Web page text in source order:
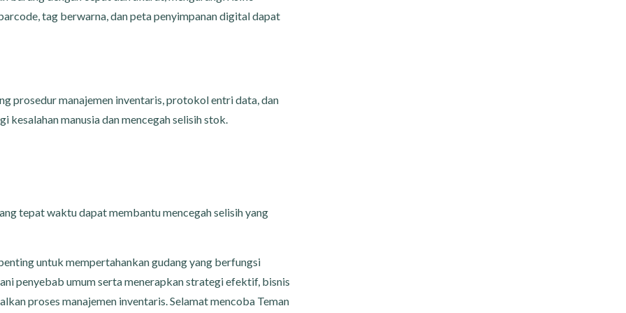
tag berwarna, dan peta penyimpanan digital dapat
prosedur manajemen inventaris, protokol entri data, dan
manusia dan mencegah selisih stok.
tepat waktu dapat membantu mencegah selisih yang
untuk mempertahankan gudang yang berfungsi
penyebab umum serta menerapkan strategi efektif, bisnis
proses manajemen inventaris. Selamat mencoba Teman